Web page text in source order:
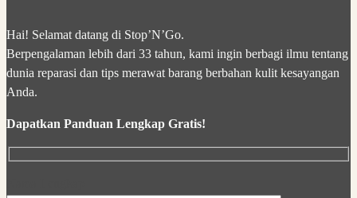
Hai! Selamat datang di Stop’N’Go.
Berpengalaman lebih dari 33 tahun, kami ingin berbagi ilmu tentang
dunia reparasi dan tips merawat barang berbahan kulit kesayangan
Anda.
Dapatkan Panduan Lengkap Gratis!